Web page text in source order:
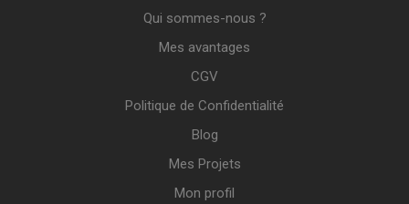
Qui sommes-nous ?
Mes avantages
CGV
Politique de Confidentialité
Blog
Mes Projets
Mon profil